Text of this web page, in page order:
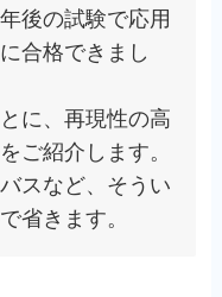
後の試験で応用
合格できまし
に、再現性の高
ご紹介します。
スなど、そうい
省きます。